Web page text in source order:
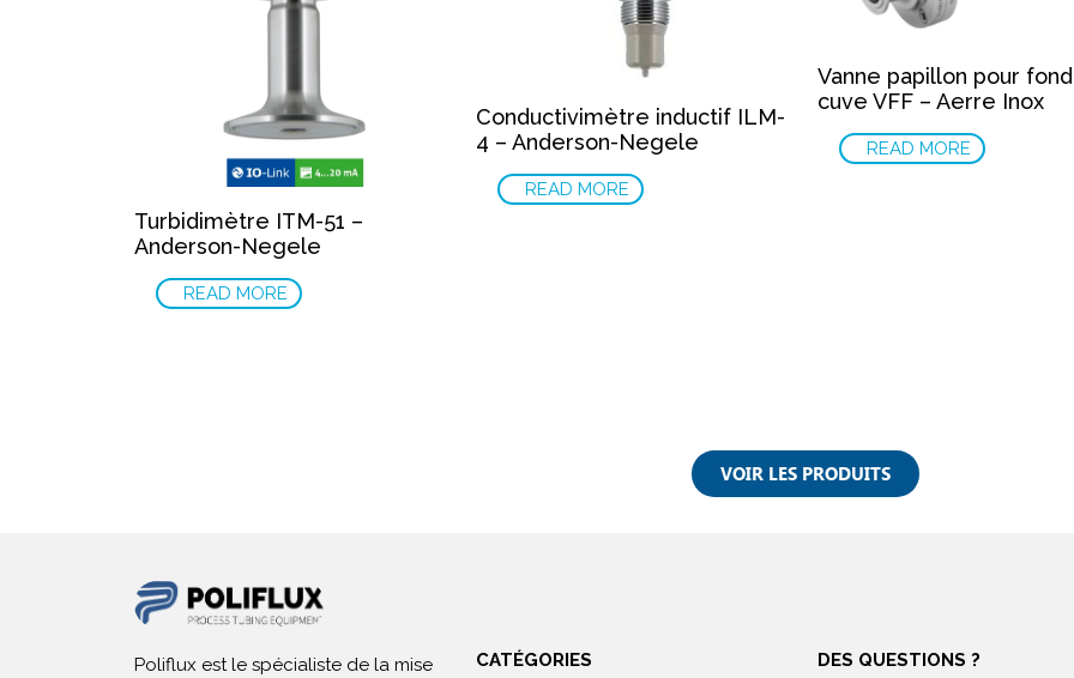
Turbidimètre ITM-51 –
Anderson-Negele
READ MORE
Conductivimètre inductif ILM-
4 – Anderson-Negele
READ MORE
Vanne papillon pour
cuve VFF – Aerre Inox
READ MORE
VOIR LES PRODUITS
Poliflux est le spécialiste de la mise CATÉGORIES DES QUESTIONS ?